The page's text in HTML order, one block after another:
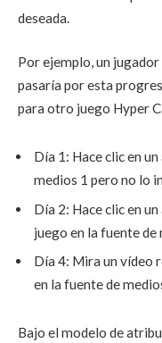
deseada.
Por ejemplo, un
pasaría por esta
para otro juego Hyper
Día 1: Hace clic en
medios 1 pero no lo
Día 2: Hace clic en
juego en la fuente
Día 4: Mira un vídeo
en la fuente de
Bajo el modelo de